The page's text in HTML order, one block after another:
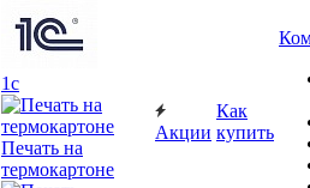
1c
Печать на
термокартоне
Акции
Как
купить